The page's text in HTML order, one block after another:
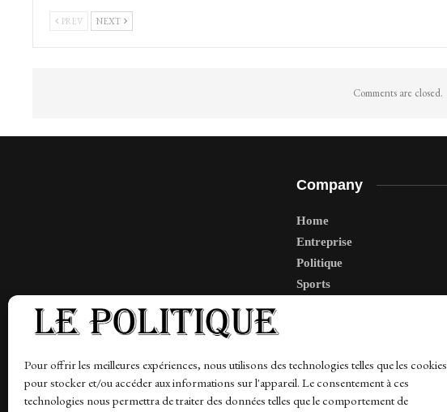
Pour offrir les meilleures expériences, nous utilisons des technologies telles que les cookies
pour stocker et/ou accéder aux informations sur l'appareil. Le consentement à ces
technologies nous permettra de traiter des données telles que le comportement de
PREV NEXT
Comments are closed.
Company
Home
Entreprise
Politique
Sports